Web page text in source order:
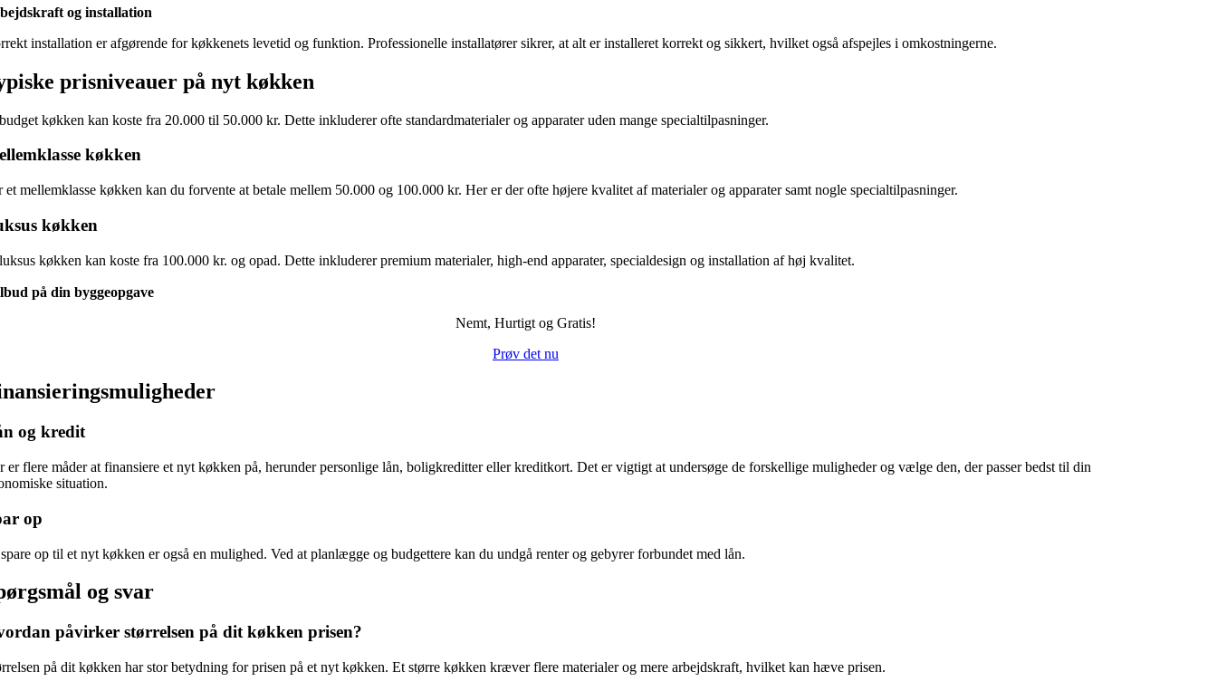
og installation
installation er afgørende for køkkenets levetid og funktion. Professionelle installatører sikrer, at alt er installeret korrekt og sikkert, hvilket også afspejles i omkostningerne.
prisniveauer på nyt køkken
køkken kan koste fra 20.000 til 50.000 kr. Dette inkluderer ofte standardmaterialer og apparater uden mange specialtilpasninger.
køkken
et mellemklasse køkken kan du forvente at betale mellem 50.000 og 100.000 kr. Her er der ofte højere kvalitet af materialer og apparater samt nogle specialtilpasninger.
køkken
køkken kan koste fra 100.000 kr. og opad. Dette inkluderer premium materialer, high-end apparater, specialdesign og installation af høj kvalitet.
på din byggeopgave
Nemt, Hurtigt og Gratis!
Prøv det nu
og kredit
er flere måder at finansiere et nyt køkken på, herunder personlige lån, boligkreditter eller kreditkort. Det er vigtigt at undersøge de forskellige muligheder og vælge den, der passer bedst til din
situation.
op
op til et nyt køkken er også en mulighed. Ved at planlægge og budgettere kan du undgå renter og gebyrer forbundet med lån.
og svar
påvirker størrelsen på dit køkken prisen?
på dit køkken har stor betydning for prisen på et nyt køkken. Et større køkken kræver flere materialer og mere arbejdskraft, hvilket kan hæve prisen.